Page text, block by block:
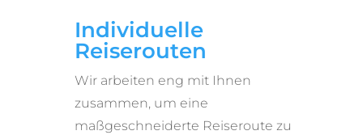
Individuelle
Reiserouten
Wir arbeiten eng mit Ihnen
zusammen, um eine
maßgeschneiderte Reiseroute zu